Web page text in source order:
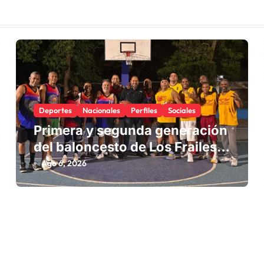
Deportes Nacionales Perfiles Sociales
Primera y segunda generación
del baloncesto de Los Frailes I
fortalecen la hermandad en
histórico reencuentro
Ago 6, 2026